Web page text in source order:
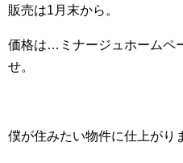
販売は1月末から。
価格は…ミナージュホームペ
せ。
僕が住みたい物件に仕上がり